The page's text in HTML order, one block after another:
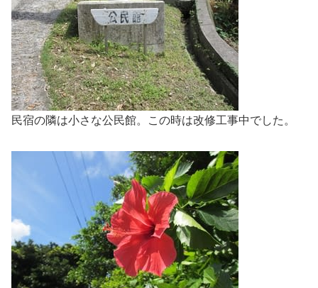
民宿の隣は小さな公民館。この時は改修工事中でした。